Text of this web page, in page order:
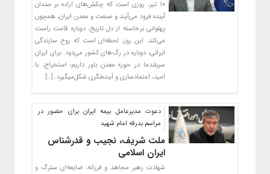
۱۰ تیر، روزی است که چکش‌های اراده بر سندان
آینده فرود می‌آیند و صنعت و معدن ایران، همچون
پهلوانی برخاسته از دل تاریخ، دوباره قامت راست
می‌کند. این روز، لحظه‌ای است که روح سازندگی
ایرانی، دوباره در رگ‌های کشور می‌دود. برای ایران
سربلندما در حوزه معدن باور داریم؛ استخراج، با
امید، اعتمادسازی و آینده‌نگری شکل‌میگیرد. […]
دعوت مدیرعامل بیمه ایران برای حضور در
مراسم بدرقه امام شهید
ملت شریف، نجیب و قدرشناس
ایران اسلامی
شهادت رهبر مجاهد و فرزانه، ضایعه‌ای سترگ و